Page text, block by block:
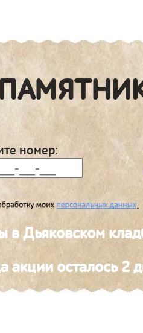
номер:
.
в Дьяковском
акции осталось 2